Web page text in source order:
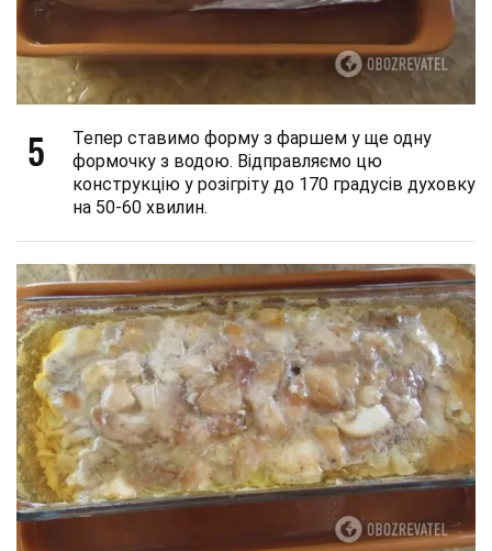
5
Тепер ставимо форму з фаршем у ще одну
формочку з водою. Відправляємо цю
конструкцію у розігріту до 170 градусів духовку
на 50-60 хвилин.